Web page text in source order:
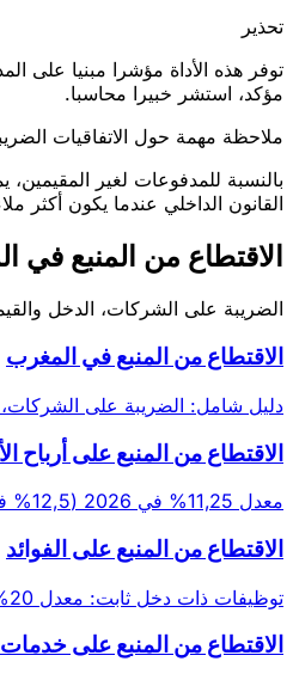
تحذير
مؤكد، استشر خبيرا محاسبا.
ملاحظة مهمة حول الاتفاقيات
بالنسبة للمدفوعات لغير
القانون الداخلي عندما يكون أكثر
الاقتطاع من المنبع
الضريبة على الشركات، الدخل
الاقتطاع من المنبع في المغرب
دليل شامل: الضريبة على الشركات،
الاقتطاع من المنبع على أرباح
معدل 11,25% في 2026 (12,5% في 2025، 10% ابتداء من 2027)، الطبيعة التحريرية والخصم من الضريبة على الشركات/الدخل.
الاقتطاع من المنبع على الفوائد
توظيفات ذات دخل ثابت: معدل 20% قابل للخصم أو 30% تحريري حسب الوضعية.
الاقتطاع من المنبع على